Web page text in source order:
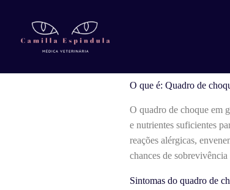
conteúdo
O que é:
O que é: Quadro de
O quadro de choque em
e nutrientes suficientes
reações alérgicas,
chances de
Sintomas do quadro de